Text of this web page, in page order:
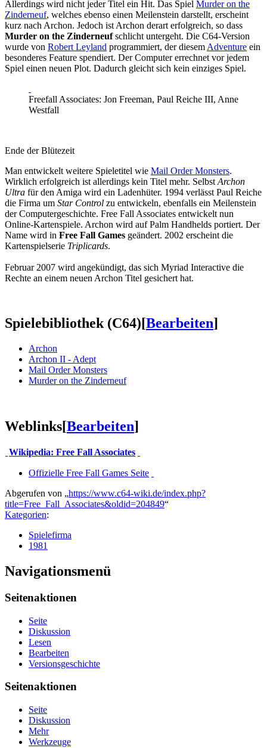
Allerdings wird nicht jeder Titel ein Hit. Das Spiel Murder on the
Zinderneuf, welches ebenso einen Meilenstein darstellt, erscheint
kurz nach Archon. Jedoch ist Archon derart erfolgreich, so dass
Murder on the Zinderneufschlicht untergeht. Die C64-Version
wurde von Robert Leyland programmiert, der diesem Adventure ein
besonderes Feature spendiert. Der Computer errechnet vor jedem
Spiel einen neuen Plot. Dadurch gleicht sich kein einziges Spiel.
Freefall Associates: Jon Freeman, Paul Reiche III, Anne
Westfall
Ende der Blütezeit
Man entwickelt weitere Spieletitel wie Mail Order Monsters.
Wirklich erfolgreich ist allerdings kein Titel mehr. Selbst Archon
Ultra für den Amiga wird ein Ladenhüter. 1994 verlässt Paul Reiche
die Firma um Star Control zu entwickeln, ebenfalls ein Meilenstein
der Computergeschichte. Free Fall Associates entwickelt nun
Online-Kartenspiele. Archon wird auf Palm Handhelds portiert. Der
Name wird in Free Fall Games geändert. 2002 erscheint die
Kartenspielserie Triplicards.
Februar 2007 wird angekündigt, das sich Myriad Interactive die
Rechte an einem neuen Archon Titel gesichert hat.
Spielebibliothek (C64)[Bearbeiten]
Archon
Archon II - Adept
Mail Order Monsters
Murder on the Zinderneuf
Weblinks[Bearbeiten]
Wikipedia: Free Fall Associates
Offizielle Free Fall Games Seite
Abgerufen von „https://www.c64-wiki.de/index.php?
title=Free_Fall_Associates&oldid=204849“
Kategorien:
Spielefirma
1981
Navigationsmenü
Seitenaktionen
Seite
Diskussion
Lesen
Bearbeiten
Versionsgeschichte
Seitenaktionen
Seite
Diskussion
Mehr
Werkzeuge